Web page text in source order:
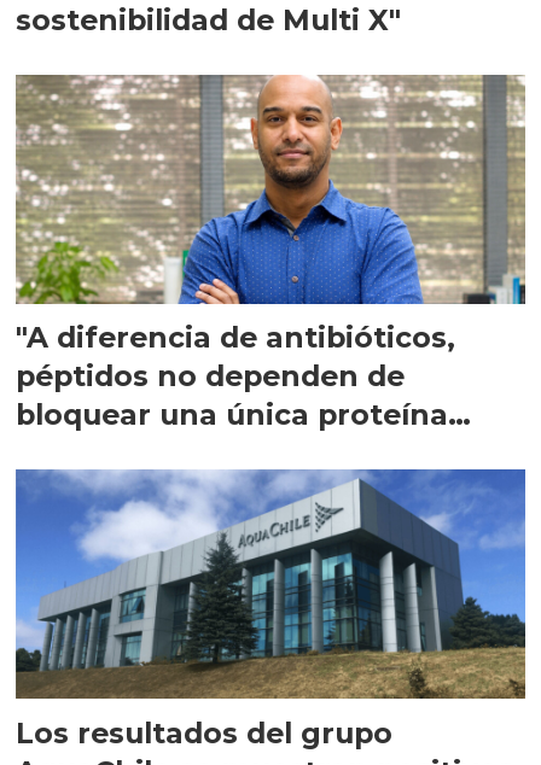
sostenibilidad de Multi X"
"A diferencia de antibióticos,
péptidos no dependen de
bloquear una única proteína
Los resultados del grupo